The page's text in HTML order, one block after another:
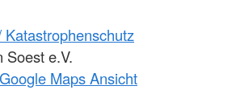
Katastrophenschutz
Soest e.V.
Maps Ansicht